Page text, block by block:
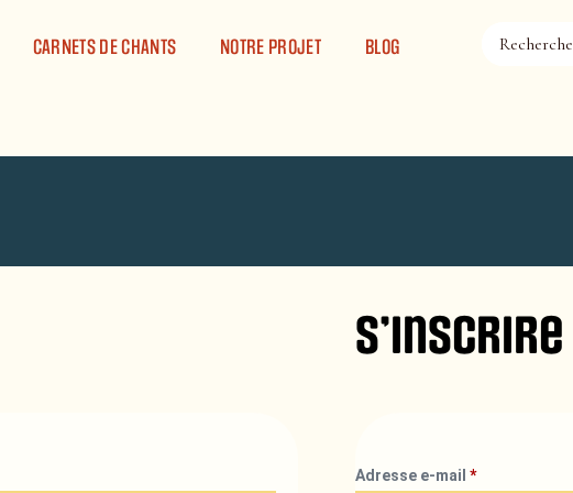
CARNETS DE CHANTS NOTRE PROJET BLOG
S’inscrire
Adresse e-mail*